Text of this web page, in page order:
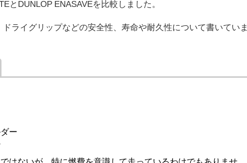
とDUNLOP ENASAVEを比較しました。
ライグリップなどの安全性、寿命や耐久性について書いていま
ー
はないが、特に燃費を意識して走っているわけでもありませ